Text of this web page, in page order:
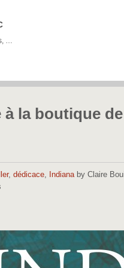
…
à la boutique
, dédicace, Indianaby Claire
de